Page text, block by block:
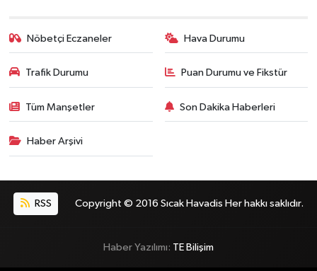
Nöbetçi Eczaneler Hava Durumu
Trafik Durumu Puan Durumu ve Fikstür
Tüm Manşetler Son Dakika Haberleri
Haber Arşivi
RSS Copyright © 2016 Sıcak Havadis Her hakkı saklıdır.
Haber Yazılımı: TE Bilişim